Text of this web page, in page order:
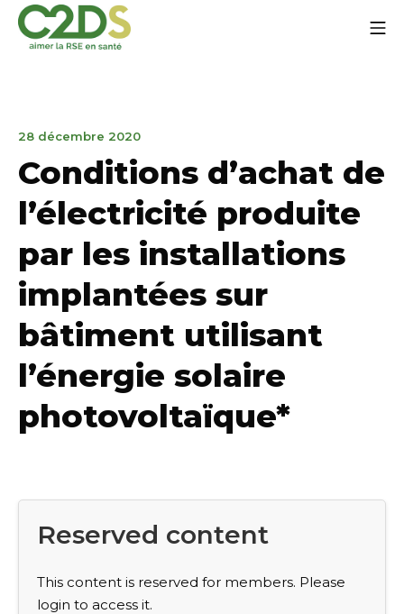
content
28 décembre 2020March
2023
Conditions d’achat de
l’électricité produite
par les installations
implantées sur
bâtiment utilisant
l’énergie solaire
photovoltaïque*
Reserved content
This content is reserved for members. Please
login to access it.